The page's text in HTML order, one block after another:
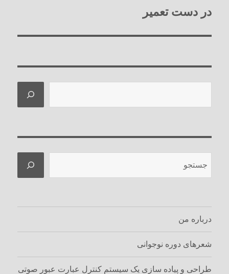
نوشته
در دست تعمیر
درباره من
شعرهای دوره نوجوانی
طراحی و پیاده سازی یک سیستم کنترل عبارت عبور صوتی